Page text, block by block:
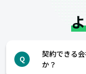
Q
契約できる
か？